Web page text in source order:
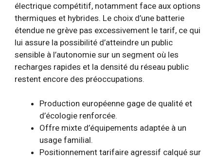
électrique compétitif, notamment face aux options
thermiques et hybrides. Le choix d’une batterie
étendue ne grève pas excessivement le tarif, ce qui
lui assure la possibilité d’atteindre un public
sensible à l’autonomie sur un segment où les
recharges rapides et la densité du réseau public
restent encore des préoccupations.
Production européenne gage de qualité et
d’écologie renforcée.
Offre mixte d’équipements adaptée à un
usage familial.
Positionnement tarifaire agressif calqué sur